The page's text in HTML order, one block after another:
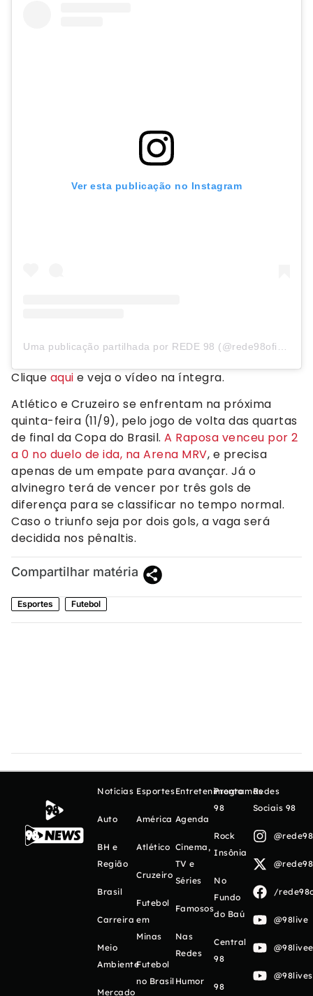
Ver esta publicação no Instagram
Clique aqui e veja o vídeo na íntegra.
Atlético e Cruzeiro se enfrentam na próxima
quinta-feira (11/9), pelo jogo de volta das quartas
de final da Copa do Brasil. A Raposa venceu por 2
a 0 no duelo de ida, na Arena MRV, e precisa
apenas de um empate para avançar. Já o
alvinegro terá de vencer por três gols de
diferença para se classificar no tempo normal.
Caso o triunfo seja por dois gols, a vaga será
decidida nos pênaltis.
Compartilhar matéria
Esportes Futebol
Notícias
Auto
BH e
Região
Brasil
Carreira
Meio
Ambiente
Mercado
Esportes
América
Atlético
Cruzeiro
Futebol
em
Minas
Futebol
no Brasil
Entretenimento
Agenda
Cinema,
TV e
Séries
Famosos
Nas
Redes
Humor
Programas
98
Rock
Insônia
No
Fundo
do Baú
Central
98
98
Redes
Sociais 98
/
@98live